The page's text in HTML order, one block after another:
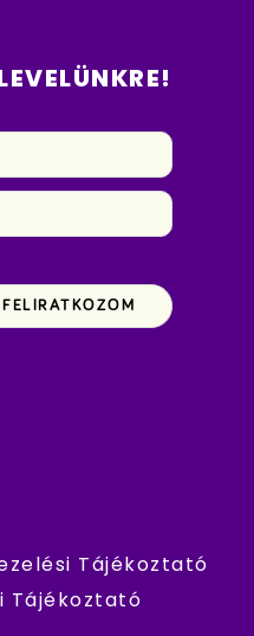
Tájékoztató
Tájékoztató